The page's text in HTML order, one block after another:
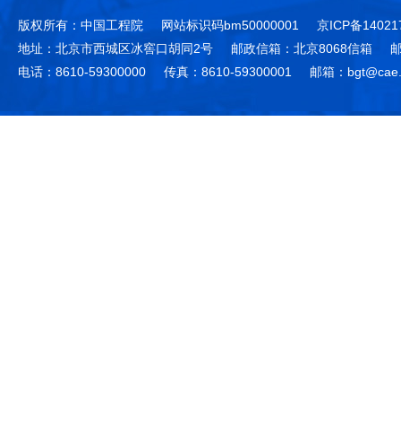
版权所有：中国工程院 网站标识码bm50000001
京ICP备
地址：北京市西城区冰窖口胡同2号
邮政信箱：北京8068信箱
电话：8610-59300000
传真：8610-59300001 邮箱：